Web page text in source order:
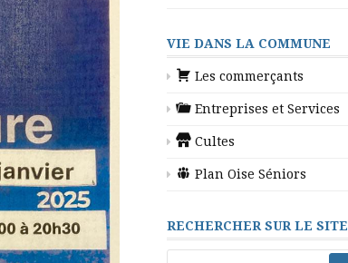
VIE DANS LA COMMUNE
Les commerçants
Entreprises et Services
Cultes
Plan Oise Séniors
RECHERCHER SUR LE SITE